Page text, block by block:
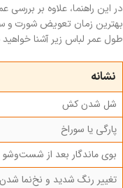
در این راهنما، علاوه بر بررسی
بهترین زمان تعویض شورت و
طول عمر لباس زیر آشنا
نشانه
شل شدن کش
پارگی یا سوراخ
بوی ماندگار بعد از شست‌وشو
تغییر رنگ شدید و نخ‌نما شدن